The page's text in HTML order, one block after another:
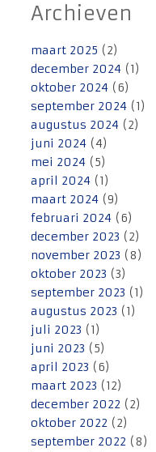
Archieven
maart 2025 (2)
december 2024 (1)
oktober 2024 (6)
september 2024 (1)
augustus 2024 (2)
juni 2024 (4)
mei 2024 (5)
april 2024 (1)
maart 2024 (9)
februari 2024 (6)
december 2023 (2)
november 2023 (8)
oktober 2023 (3)
september 2023 (1)
augustus 2023 (1)
juli 2023 (1)
juni 2023 (5)
april 2023 (6)
maart 2023 (12)
december 2022 (2)
oktober 2022 (2)
september 2022 (8)